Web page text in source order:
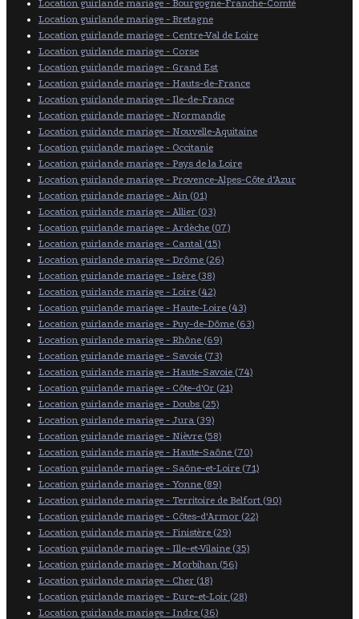
Location guirlande mariage - Bourgogne-Franche-Comté
Location guirlande mariage - Bretagne
Location guirlande mariage - Centre-Val de Loire
Location guirlande mariage - Corse
Location guirlande mariage - Grand Est
Location guirlande mariage - Hauts-de-France
Location guirlande mariage - Ile-de-France
Location guirlande mariage - Normandie
Location guirlande mariage - Nouvelle-Aquitaine
Location guirlande mariage - Occitanie
Location guirlande mariage - Pays de la Loire
Location guirlande mariage - Provence-Alpes-Côte d’Azur
Location guirlande mariage - Ain (01)
Location guirlande mariage - Allier (03)
Location guirlande mariage - Ardèche (07)
Location guirlande mariage - Cantal (15)
Location guirlande mariage - Drôme (26)
Location guirlande mariage - Isère (38)
Location guirlande mariage - Loire (42)
Location guirlande mariage - Haute-Loire (43)
Location guirlande mariage - Puy-de-Dôme (63)
Location guirlande mariage - Rhône (69)
Location guirlande mariage - Savoie (73)
Location guirlande mariage - Haute-Savoie (74)
Location guirlande mariage - Côte-d'Or (21)
Location guirlande mariage - Doubs (25)
Location guirlande mariage - Jura (39)
Location guirlande mariage - Nièvre (58)
Location guirlande mariage - Haute-Saône (70)
Location guirlande mariage - Saône-et-Loire (71)
Location guirlande mariage - Yonne (89)
Location guirlande mariage - Territoire de Belfort (90)
Location guirlande mariage - Côtes-d'Armor (22)
Location guirlande mariage - Finistère (29)
Location guirlande mariage - Ille-et-Vilaine (35)
Location guirlande mariage - Morbihan (56)
Location guirlande mariage - Cher (18)
Location guirlande mariage - Eure-et-Loir (28)
Location guirlande mariage - Indre (36)